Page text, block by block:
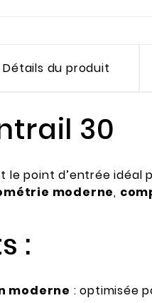
Détails du produit
30
le point d’entrée idéal
moderne,
:
moderne : optimisée